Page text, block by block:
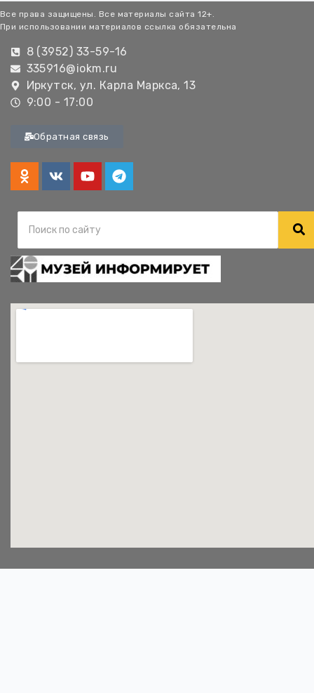
Все права защищены. Все материалы сайта 12+.
При использовании материалов ссылка обязательна
8 (3952) 33-59-16
335916@iokm.ru
Иркутск, ул. Карла Маркса, 13
9:00 - 17:00
Обратная связь